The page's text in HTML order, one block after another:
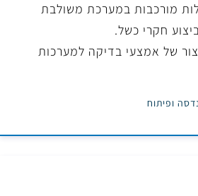
מורכבות במערכת משולבת
חקרי כשל.
של אמצעי בדיקה למערכות
ופיתוח